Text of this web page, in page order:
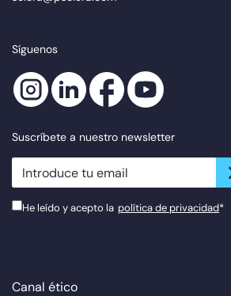
Síguenos
Suscríbete a nuestro newsletter
newsletter.suscribe
He leído y acepto la política de privacidad*
Canal ético